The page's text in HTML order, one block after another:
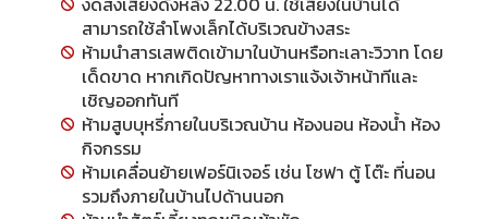
สามารถใช้ลำโพงเล็กได้บริเวณข้างสระ
ห้ามนำสารเสพติดเข้ามาในบ้านหรือทะเลาะวิวาท โดย
เด็ดขาด หากเกิดปัญหาทางเราแจ้งเจ้าหน้าทีและ
เชิญออกทันที
ห้ามสูบบุหรี่ภายในบริเวณบ้าน ห้องนอน ห้องน้ำ ห้อง
กิจกรรม
ห้ามเคลื่อนย้ายเฟอร์นิเจอร์ เช่น โซฟา ตู้ โต๊ะ ที่นอน
รวมถึงภายในบ้านไปด้านนอก